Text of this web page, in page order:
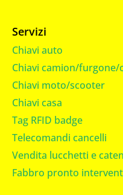
Servizi
Chiavi auto
Chiavi camion/furgone/
Chiavi moto/scooter
Chiavi casa
Tag RFID badge
Telecomandi cancelli
Vendita lucchetti e
Fabbro pronto